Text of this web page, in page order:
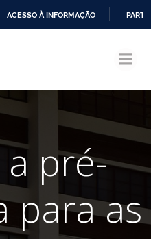
ACESSO À INFORMAÇÃO
pré-
para as